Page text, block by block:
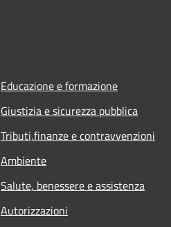
Educazione e formazione
Giustizia e sicurezza pubblica
Tributi,finanze e contravvenzioni
Ambiente
Salute, benessere e assistenza
Autorizzazioni